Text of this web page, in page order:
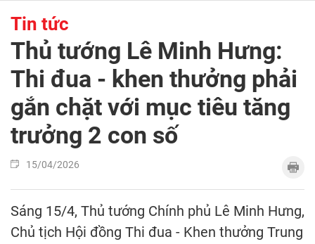
Tin tức
Thủ tướng Lê Minh Hưng:
Thi đua - khen thưởng phải
gắn chặt với mục tiêu tăng
trưởng 2 con số
15/04/2026
Sáng 15/4, Thủ tướng Chính phủ Lê Minh Hưng,
Chủ tịch Hội đồng Thi đua - Khen thưởng Trung